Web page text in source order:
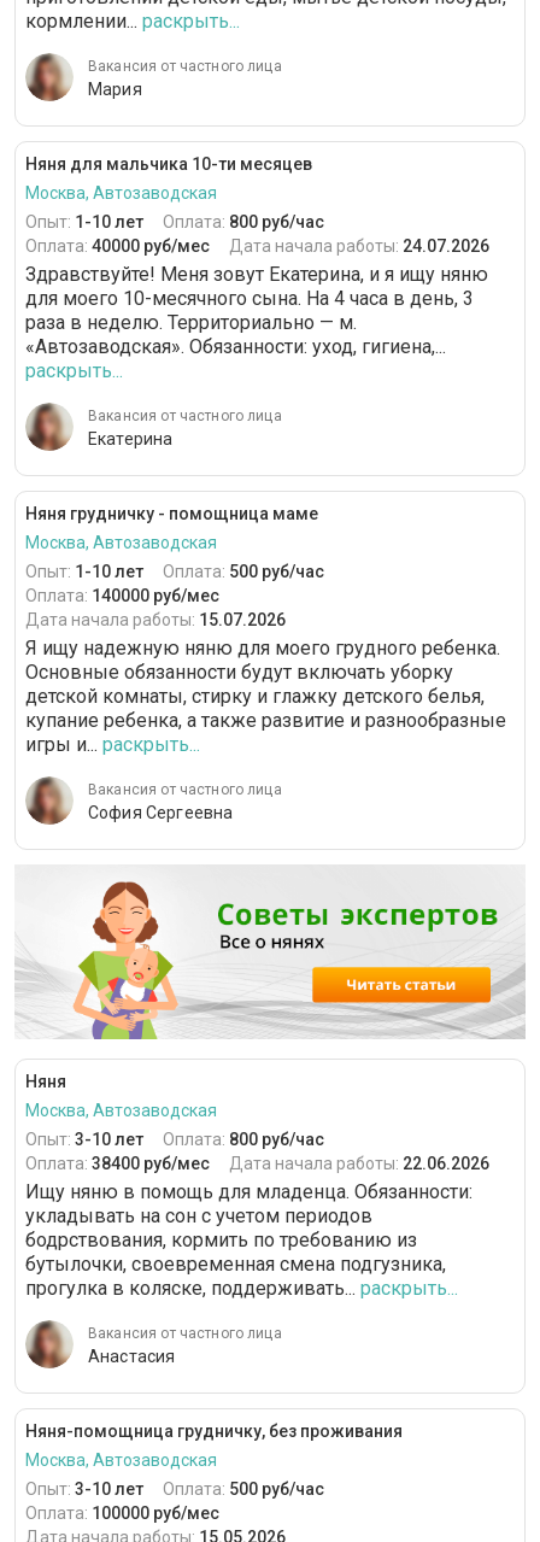
кормлении... раскрыть...
Вакансия от частного лица
Мария
Няня для мальчика 10-ти месяцев
Москва, Автозаводская
Опыт: 1-10 лет Оплата: 800 руб/час
Оплата: 40000 руб/мес Дата начала работы: 24.07.2026
Здравствуйте! Меня зовут Екатерина, и я ищу няню
для моего 10-месячного сына. На 4 часа в день, 3
раза в неделю. Территориально — м.
«Автозаводская». Обязанности: уход, гигиена,...
раскрыть...
Вакансия от частного лица
Екатерина
Няня грудничку - помощница маме
Москва, Автозаводская
Опыт: 1-10 лет Оплата: 500 руб/час
Оплата: 140000 руб/мес
Дата начала работы: 15.07.2026
Я ищу надежную няню для моего грудного ребенка.
Основные обязанности будут включать уборку
детской комнаты, стирку и глажку детского белья,
купание ребенка, а также развитие и разнообразные
игры и... раскрыть...
Вакансия от частного лица
София Сергеевна
Няня
Москва, Автозаводская
Опыт: 3-10 лет Оплата: 800 руб/час
Оплата: 38400 руб/мес Дата начала работы: 22.06.2026
Ищу няню в помощь для младенца. Обязанности:
укладывать на сон с учетом периодов
бодрствования, кормить по требованию из
бутылочки, своевременная смена подгузника,
прогулка в коляске, поддерживать... раскрыть...
Вакансия от частного лица
Анастасия
Няня-помощница грудничку, без проживания
Москва, Автозаводская
Опыт: 3-10 лет Оплата: 500 руб/час
Оплата: 100000 руб/мес
Дата начала работы: 15.05.2026